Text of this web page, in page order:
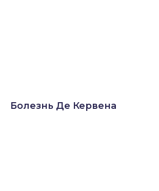
Болезнь Де Кервена